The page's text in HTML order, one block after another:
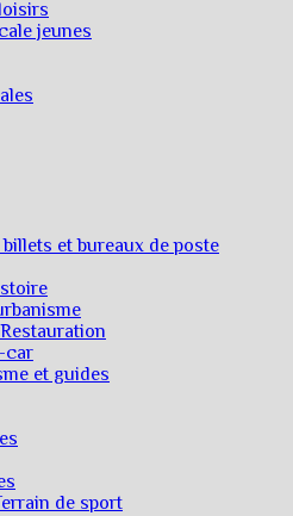
jeunes
et bureaux de poste
car
et guides
de sport